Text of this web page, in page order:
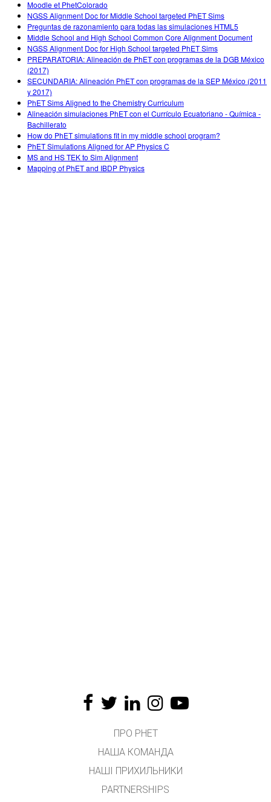
Moodle et PhetColorado
NGSS Alignment Doc for Middle School targeted PhET Sims
Preguntas de razonamiento para todas las simulaciones HTML5
Middle School and High School Common Core Alignment Document
NGSS Alignment Doc for High School targeted PhET Sims
PREPARATORIA: Alineación de PhET con programas de la DGB México
(2017)
SECUNDARIA: Alineación PhET con programas de la SEP México (2011
y 2017)
PhET Sims Aligned to the Chemistry Curriculum
Alineación simulaciones PhET con el Currículo Ecuatoriano - Química -
Bachillerato
How do PhET simulations fit in my middle school program?
PhET Simulations Aligned for AP Physics C
MS and HS TEK to Sim Alignment
Mapping of PhET and IBDP Physics
ПРО PHET
НАША КОМАНДА
НАШІ ПРИХИЛЬНИКИ
PARTNERSHIPS